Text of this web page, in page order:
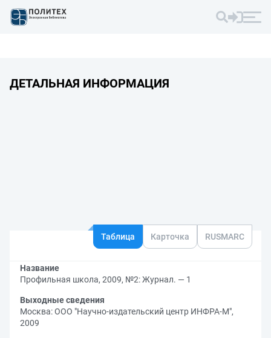
ДЕТАЛЬНАЯ ИНФОРМАЦИЯ
Таблица Карточка RUSMARC
Название
Профильная школа, 2009, №2: Журнал. — 1
Выходные сведения
Москва: ООО "Научно-издательский центр ИНФРА-М",
2009